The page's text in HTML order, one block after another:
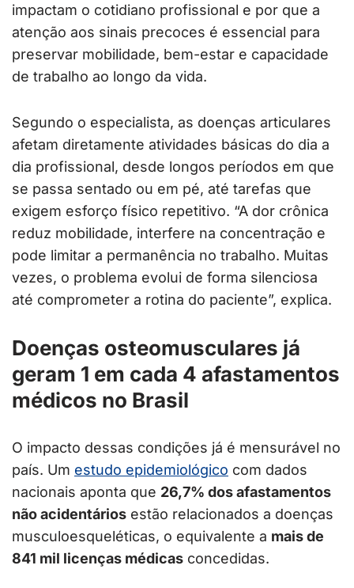
impactam o cotidiano profissional e por que a
atenção aos sinais precoces é essencial para
preservar mobilidade, bem-estar e capacidade
de trabalho ao longo da vida.
Segundo o especialista, as doenças articulares
afetam diretamente atividades básicas do dia a
dia profissional, desde longos períodos em que
se passa sentado ou em pé, até tarefas que
exigem esforço físico repetitivo. “A dor crônica
reduz mobilidade, interfere na concentração e
pode limitar a permanência no trabalho. Muitas
vezes, o problema evolui de forma silenciosa
até comprometer a rotina do paciente”, explica.
Doenças osteomusculares já
geram 1 em cada 4 afastamentos
médicos no Brasil
O impacto dessas condições já é mensurável no
país. Um estudo epidemiológico com dados
nacionais aponta que 26,7% dos afastamentos
não acidentários estão relacionados a doenças
musculoesqueléticas, o equivalente a mais de
841 mil licenças médicas concedidas.